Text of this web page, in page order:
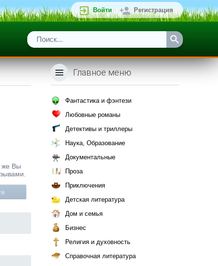
Войти Регистрация
же Вы
Главное меню
Фантастика и фэнтези
Любовные романы
Детективы и триллеры
Наука, Образование
Документальные
Проза
Приключения
Детская литература
Дом и семья
Бизнес
Религия и духовность
Справочная литература